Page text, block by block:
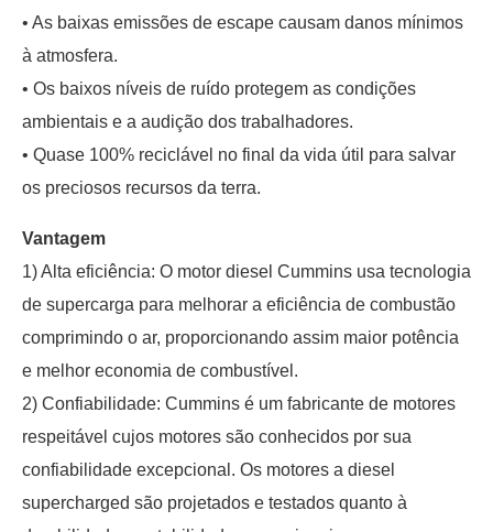
• As baixas emissões de escape causam danos mínimos
à atmosfera.
• Os baixos níveis de ruído protegem as condições
ambientais e a audição dos trabalhadores.
• Quase 100% reciclável no final da vida útil para salvar
os preciosos recursos da terra.
Vantagem
1) Alta eficiência: O motor diesel Cummins usa tecnologia
de supercarga para melhorar a eficiência de combustão
comprimindo o ar, proporcionando assim maior potência
e melhor economia de combustível.
2) Confiabilidade: Cummins é um fabricante de motores
respeitável cujos motores são conhecidos por sua
confiabilidade excepcional. Os motores a diesel
supercharged são projetados e testados quanto à